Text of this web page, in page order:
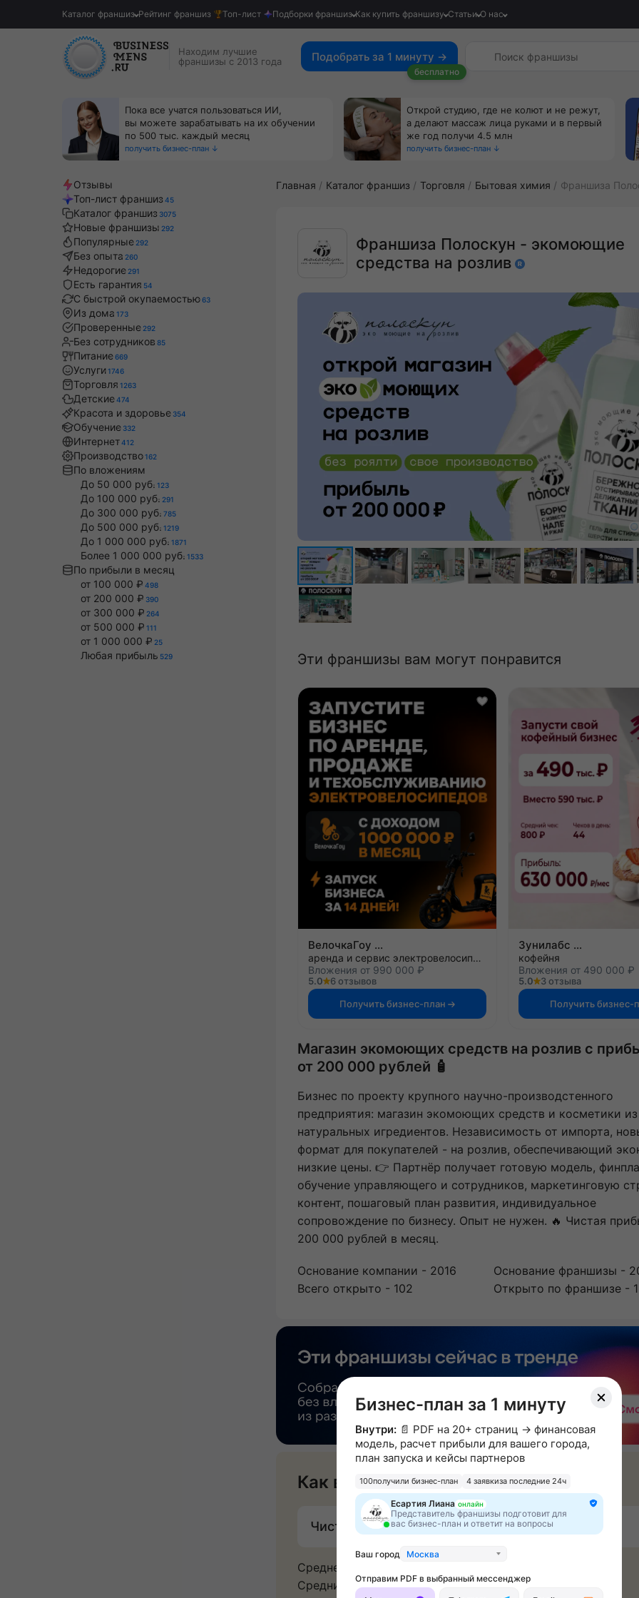
Каталог франшиз Рейтинг франшиз Топ-лист Подборки франшиз Как купить франшизу Статьи О нас
Находим лучшие
франшизы с 2013 года
Подобрать за 1 минуту →
бесплатно
Пока все учатся пользоваться ИИ,
вы можете зарабатывать на их обучении
по 500 тыс. каждый месяц
получить бизнес-план ↓
Открой студию, где не колют и не режут,
а делают массаж лица руками и в первый
же год получи 4.5 млн
получить бизнес-план ↓
Отзывы
Топ-лист франшиз 45
Каталог франшиз 3075
Новые франшизы 292
Популярные 292
Без опыта 260
Недорогие 291
Есть гарантия 54
С быстрой окупаемостью63
Из дома 173
Проверенные 292
Без сотрудников 85
Питание669
Услуги 1746
Торговля 1263
Детские474
Красота и здоровье 354
Обучение 332
Интернет412
Производство162
По вложениям
До 50 000 руб. 123
До 100 000 руб. 291
До 300 000 руб. 785
До 500 000 руб. 1219
До 1 000 000 руб. 1871
Более 1 000 000 руб. 1533
По прибыли в месяц
от 100 000 ₽ 498
от 200 000 ₽ 390
от 300 000 ₽ 264
от 500 000 ₽ 111
от 1 000 000 ₽ 25
Любая прибыль 529
Главная Каталог франшиз Торговля Бытовая химия Франшиза
Франшиза Полоскун - экомоющие
средства на розлив
Эти франшизы вам могут понравится
ВелочкаГоу
аренда и сервис электровелосипедов
Вложения от 990 000 ₽
5.0
6 отзывов
Получить бизнес-план
Зунилабс
кофейня
Вложения от 490 000 ₽
5.0
3 отзыва
Получить бизнес-
Магазин экомоющих средств на розлив с
от 200 000 рублей 🧴
Бизнес по проекту крупного научно-производстенного
предприятия: магазин экомоющих средств и косметики из
натуральных игредиентов. Независимость от импорта,
формат для покупателей - на розлив, обеспечивающий
низкие цены. 👉 Партнёр получает готовую модель,
обучение управляющего и сотрудников, маркетинговую
контент, пошаговый план развития, индивидуальное
сопровождение по бизнесу. Опыт не нужен. 🔥 Чистая
200 000 рублей в месяц.
Основание компании - 2016
Основание франшизы -
Всего открыто - 102
Открыто по франшизе -
Как вы будете зарабатывать
Чистая прибыль: от 200 000 ₽ в месяц
Среднее количество чеков в месяц - от 600
Средний чек - 500 рублей
Бизнес-план за 1 минуту
Внутри:📄 PDF на 20+ страниц → финансовая
модель, расчет прибыли для вашего города,
план запуска и кейсы партнеров
100получили бизнес-план 4 заявкиза последние 24ч
Есартия Лиана онлайн
Представитель франшизы подготовит для
вас бизнес-план и ответит на вопросы
Ваш город Москва
Отправим PDF в выбранный мессенджер